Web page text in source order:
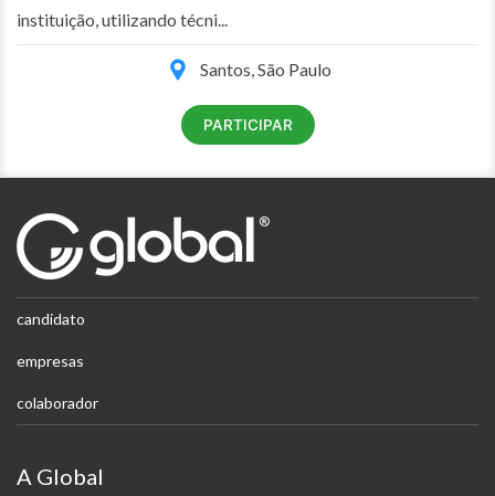
instituição, utilizando técni...
Santos, São Paulo
PARTICIPAR
candidato
empresas
colaborador
A Global